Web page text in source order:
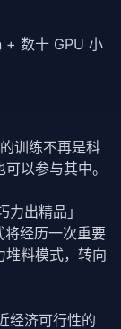
+ 数十 GPU 小
训练不再是科
以参与其中。
出精品」
经历一次重要
料模式，转向
经济可行性的